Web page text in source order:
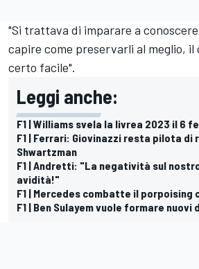
"Si trattava di imparare a
capire come preservarli al meglio, il
certo facile".
Leggi anche:
F1 | Williams svela la livrea 2023 il 6
F1 | Ferrari: Giovinazzi resta pilota di
Shwartzman
F1 | Andretti: "La negatività sul
avidità!"
F1 | Mercedes combatte il porpoising
F1 | Ben Sulayem vuole formare